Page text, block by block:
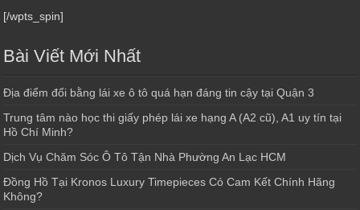
[/wpts_spin]
Bài Viết Mới Nhất
Địa điểm đổi bằng lái xe ô tô quá hạn đáng tin cậy tại Quận 3
Trung tâm nào học thi giấy phép lái xe hạng A (A2 cũ), A1 uy tín tại
Hồ Chí Minh?
Dịch Vụ Chăm Sóc Ô Tô Tận Nhà Phường An Lạc HCM
Đồng Hồ Tại Kronos Luxury Timepieces Có Cam Kết Chính Hãng
Không?